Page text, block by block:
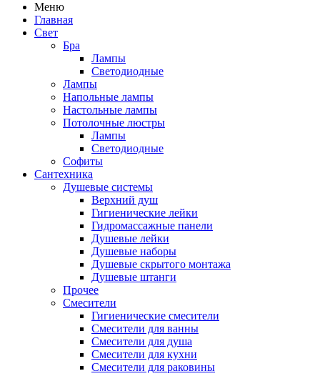
Меню
Главная
Свет
Бра
Лампы
Светодиодные
Лампы
Напольные лампы
Настольные лампы
Потолочные люстры
Лампы
Светодиодные
Софиты
Сантехника
Душевые системы
Верхний душ
Гигиенические лейки
Гидромассажные панели
Душевые лейки
Душевые наборы
Душевые скрытого монтажа
Душевые штанги
Прочее
Смесители
Гигиенические смесители
Смесители для ванны
Смесители для душа
Смесители для кухни
Смесители для раковины